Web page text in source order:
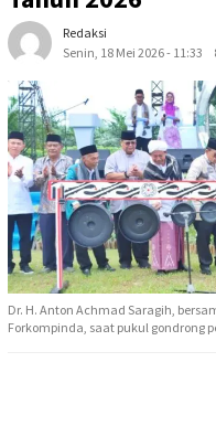
Redaksi
Senin, 18 Mei 2026 - 11:33
Dr. H. Anton Achmad Saragih,
Forkompinda, saat pukul gondrong